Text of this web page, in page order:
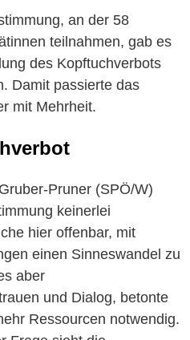
an der 58
teilnahmen, gab es
des Kopftuchverbots
Damit passierte das
mit Mehrheit.
Pruner (SPÖ/W)
keinerlei
hier offenbar, mit
einen Sinneswandel zu
aber
und Dialog, betonte
Ressourcen notwendig.